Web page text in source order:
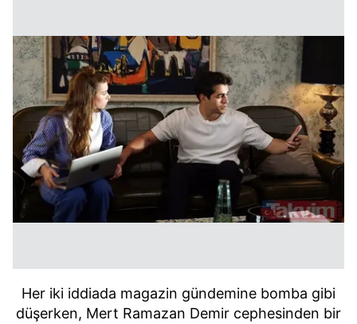
Her iki iddiada magazin gündemine bomba gibi
düşerken, Mert Ramazan Demir cephesinden bir